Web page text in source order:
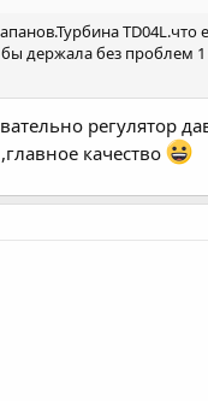
держала без проблем
регулятор
качество